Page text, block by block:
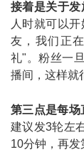
接着是关于
人时就可以
友，我们正
礼"。粉丝一
播间，这样就
第三点是每场
建议发3轮左
10分钟，再